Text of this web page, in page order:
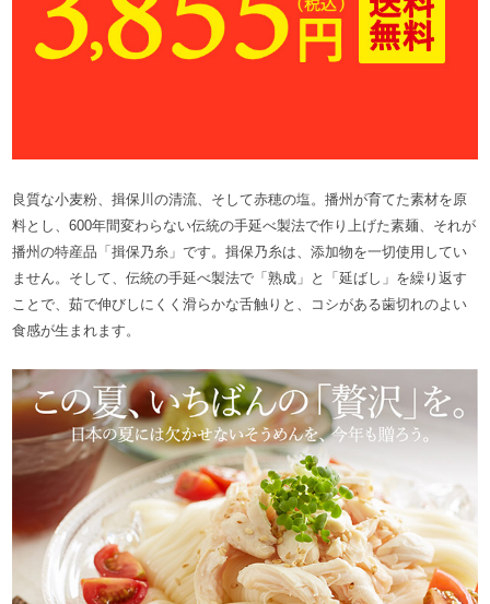
良質な小麦粉、揖保川の清流、そして赤穂の塩。播州が育てた素材を原
料とし、600年間変わらない伝統の手延べ製法で作り上げた素麺、それが
播州の特産品「揖保乃糸」です。揖保乃糸は、添加物を一切使用してい
ません。そして、伝統の手延べ製法で「熟成」と「延ばし」を繰り返す
ことで、茹で伸びしにくく滑らかな舌触りと、コシがある歯切れのよい
食感が生まれます。